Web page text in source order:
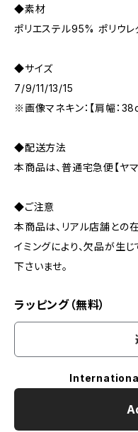
◆素材
ポリエステル95% ポリウレ
◆サイズ
7/9/11/13/15
※画像マネキン：【肩幅：
◆配送方法
本商品は、普通宅急便【ヤ
◆ご注意
本商品は、リアル店舗との
イミングにより、欠品が生
下さいませ。
ラッピング（無料）